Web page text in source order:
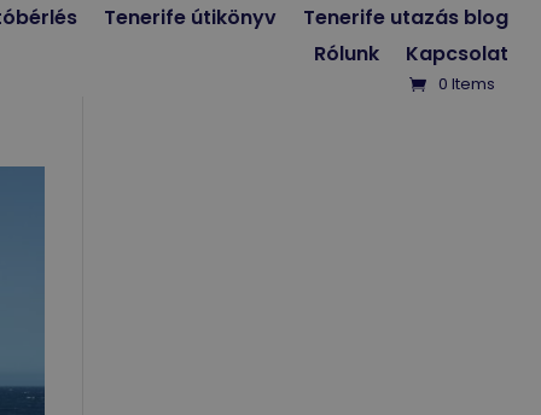
Tenerife útikönyv
Tenerife utazás blog
Rólunk
Kapcsolat
0 Items